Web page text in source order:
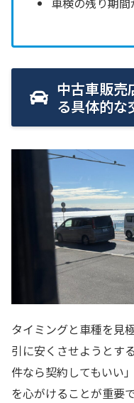
中古車販売
る具体的な
タイミングと車種を見
引に安くさせようとす
件なら契約してもいい
を心がけることが重要